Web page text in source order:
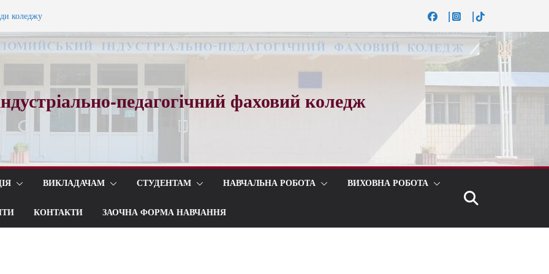
коледжу
вальсу…
педагогічний фаховий коледж
ВИКЛАДАЧАМ СТУДЕНТАМ НАВЧАЛЬНА РОБОТА ВИХОВНА РОБОТА
КОНТАКТИ ЗАОЧНА ФОРМА НАВЧАННЯ